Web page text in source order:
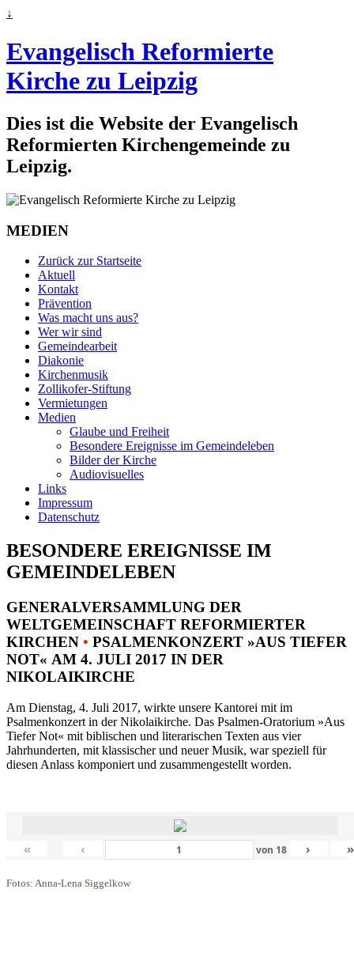
↓
Evangelisch Reformierte
Kirche zu Leipzig
Dies ist die Website der Evangelisch
Reformierten Kirchengemeinde zu
Leipzig.
MEDIEN
Zurück zur Startseite
Aktuell
Kontakt
Prävention
Was macht uns aus?
Wer wir sind
Gemeindearbeit
Diakonie
Kirchenmusik
Zollikofer-Stiftung
Vermietungen
Medien
Glaube und Freiheit
Besondere Ereignisse im Gemeindeleben
Bilder der Kirche
Audiovisuelles
Links
Impressum
Datenschutz
BESONDERE EREIGNISSE IM
GEMEINDELEBEN
GENERALVERSAMMLUNG DER
WELTGEMEINSCHAFT REFORMIERTER
KIRCHEN • PSALMENKONZERT »AUS TIEFER
NOT« AM 4. JULI 2017 IN DER
NIKOLAIKIRCHE
Am Dienstag, 4. Juli 2017, wirkte unsere Kantorei mit im
Psalmenkonzert in der Nikolaikirche. Das Psalmen-Oratorium »Aus
Tiefer Not« mit biblischen und literarischen Texten aus vier
Jahrhunderten, mit klassischer und neuer Musik, war speziell für
diesen Anlass komponiert und zusammengestellt worden.
« ‹ von 18 › »
Fotos: Anna-Lena Siggelkow